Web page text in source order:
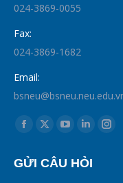
024-3869-0055
Fax:
024-3869-1682
Email:
Find us on:
Facebook
opens
X
opens
YouTube
opens
Linkedin
opens
GỬI CÂU HỎI